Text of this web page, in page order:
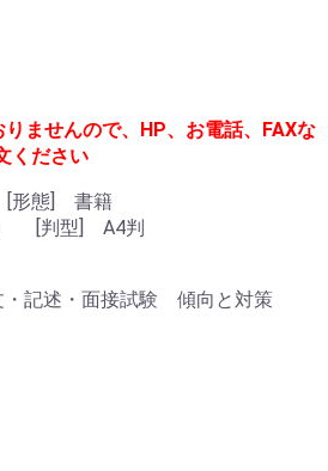
ませんので、HP、お電話、FAXな
ください
[形態] 書籍
） [判型] A4判
・記述・面接試験 傾向と対策